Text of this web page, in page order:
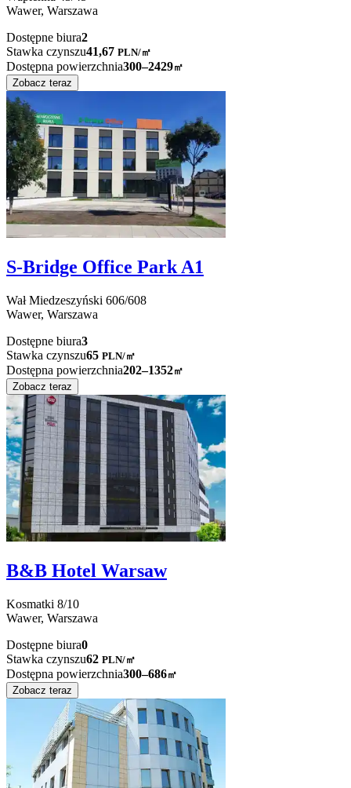
Wawer, Warszawa
Dostępne biura2
Stawka czynszu41,67 PLN/㎡
Dostępna powierzchnia300–2429㎡
Zobacz teraz
S-Bridge Office Park A1
Wał Miedzeszyński 606/608
Wawer, Warszawa
Dostępne biura3
Stawka czynszu65 PLN/㎡
Dostępna powierzchnia202–1352㎡
Zobacz teraz
B&B Hotel Warsaw
Kosmatki 8/10
Wawer, Warszawa
Dostępne biura0
Stawka czynszu62 PLN/㎡
Dostępna powierzchnia300–686㎡
Zobacz teraz